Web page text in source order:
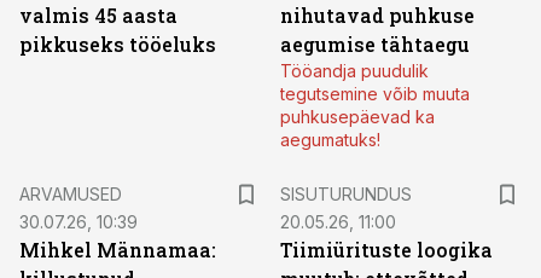
valmis 45 aasta
pikkuseks tööeluks
nihutavad puhkuse
aegumise tähtaegu
Tööandja puudulik
tegutsemine võib muuta
puhkusepäevad ka
aegumatuks!
ARVAMUSED
30.07.26, 10:39
Mihkel Männamaa:
SISUTURUNDUS
20.05.26, 11:00
Tiimiürituste loogika